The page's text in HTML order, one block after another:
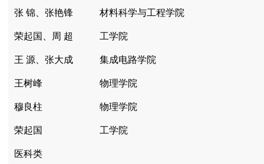
张 锦、张艳锋 材料科学与工程学院
荣起国、周 超 工学院
王 源、张大成 集成电路学院
王树峰 物理学院
穆良柱 物理学院
荣起国 工学院
医科类